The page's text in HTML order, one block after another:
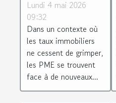
PME face à la
montée des
taux
immobiliers
Lundi 4 mai 2026
09:32
Dans un contexte où
les taux immobiliers
ne cessent de grimper,
les PME se trouvent
face à de nouveaux...